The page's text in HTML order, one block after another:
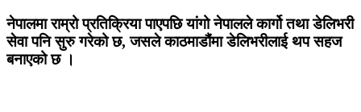
नेपालमा राम्रो प्रतिक्रिया पाएपछि यांगो नेपालले कार्गो तथा डेलिभरी
सेवा पनि सुरु गरेको छ, जसले काठमाडौंमा डेलिभरीलाई थप सहज
बनाएको छ ।